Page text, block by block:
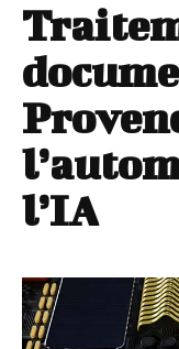
l’IA